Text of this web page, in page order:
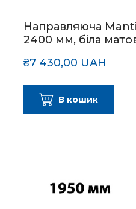
Направляюча
2400 мм, біла
₴7 430,00 UAH
В кошик